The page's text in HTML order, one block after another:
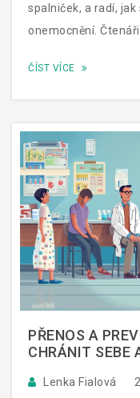
spalniček, a radí,
onemocnění.
ČÍST VÍCE
PŘENOS A
CHRÁNIT SEBE
Lenka Fialová